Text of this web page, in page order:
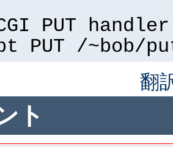
PUT handler
PUT /~bob/
翻
ト